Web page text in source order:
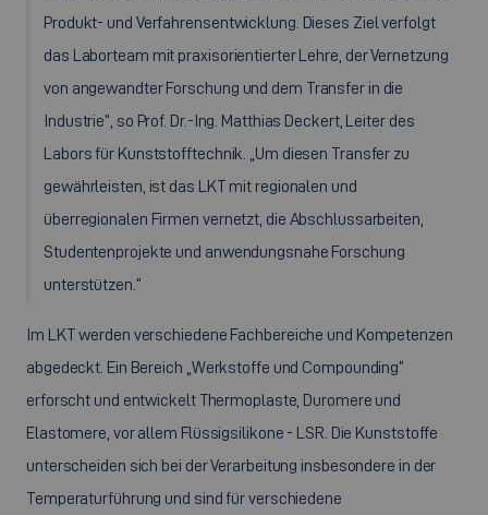
Produkt- und Verfahrensentwicklung. Dieses Ziel verfolgt
das Laborteam mit praxisorientierter Lehre, der Vernetzung
von angewandter Forschung und dem Transfer in die
Industrie“, so Prof. Dr.-Ing. Matthias Deckert, Leiter des
Labors für Kunststofftechnik. „Um diesen Transfer zu
gewährleisten, ist das LKT mit regionalen und
überregionalen Firmen vernetzt, die Abschlussarbeiten,
Studentenprojekte und anwendungsnahe Forschung
unterstützen.“
Im LKT werden verschiedene Fachbereiche und Kompetenzen
abgedeckt. Ein Bereich „Werkstoffe und Compounding“
erforscht und entwickelt Thermoplaste, Duromere und
Elastomere, vor allem Flüssigsilikone - LSR. Die Kunststoffe
unterscheiden sich bei der Verarbeitung insbesondere in der
Temperaturführung und sind für verschiedene